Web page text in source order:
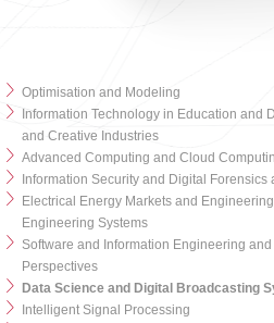
Optimisation and Modeling
Information Technology in Education and
and Creative Industries
Advanced Computing and Cloud
Information Security and Digital
Electrical Energy Markets and
Engineering Systems
Software and Information Engineering
Perspectives
Data Science and Digital Broadcasting
Intelligent Signal Processing